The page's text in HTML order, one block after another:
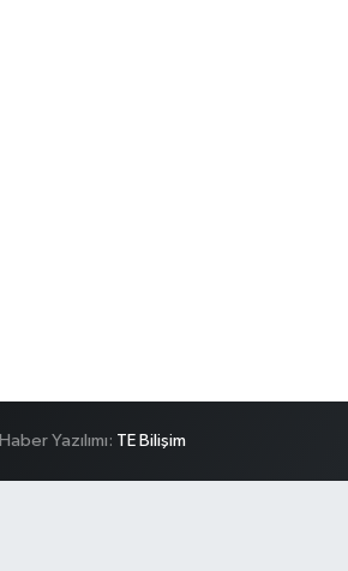
Haber Yazılımı: TE Bilişim